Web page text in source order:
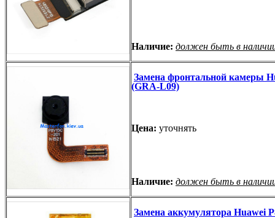
Наличие: должен быть в
Замена фронтальной камеры
(GRA-L09)
Цена: уточнять
Наличие: должен быть в
Замена аккумулятора Huawei